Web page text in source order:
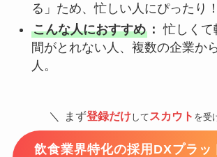
る」ため、忙しい人にぴったり！
こんな人におすすめ： 忙しくて
間がとれない人、複数の企業か
人。
＼ まず登録だけして スカウト を受
飲食業界特化の採用DXプラッ